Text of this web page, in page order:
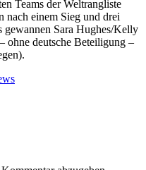
Teams der Weltrangliste
einem Sieg und drei
gewannen Sara Hughes/Kelly
ohne deutsche Beteiligung –